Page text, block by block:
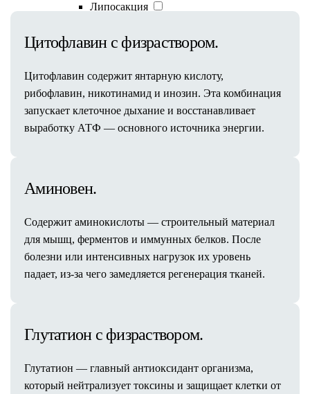
Липосакция
Бедер и ягодиц
Коленей
Рук
Мужская
Липофилинг
Абдоминопластика (пластика живота)
Глютеопластика (пластика ягодиц)
Брахиопластика (пластика плеч)
Миниабдоминопластика
Интимная пластика
Ушивание диастаза
Удаление шрамов и рубцов
Прием пластического хирурга
Цитофлавин с физраствором.
Цитофлавин содержит янтарную кислоту,
рибофлавин, никотинамид и инозин. Эта комбинация
запускает клеточное дыхание и восстанавливает
выработку АТФ — основного источника энергии.
Аминовен.
Содержит аминокислоты — строительный материал
для мышц, ферментов и иммунных белков. После
болезни или интенсивных нагрузок их уровень
падает, из-за чего замедляется регенерация тканей.
Глутатион с физраствором.
Глутатион — главный антиоксидант организма,
который нейтрализует токсины и защищает клетки от